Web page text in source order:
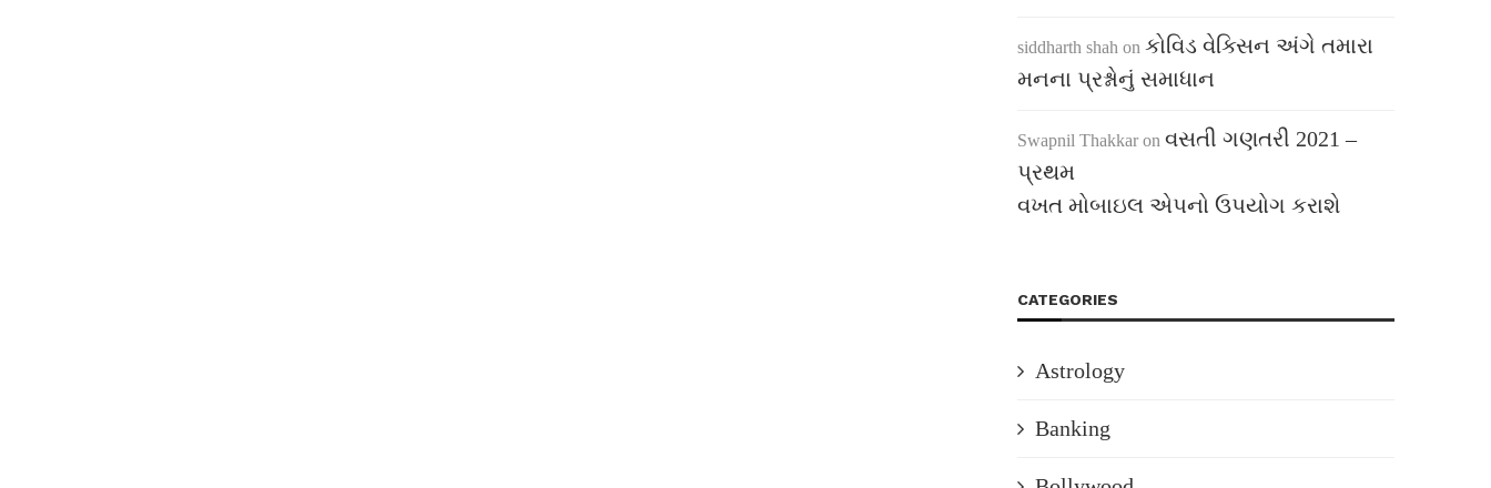
siddharth shah on કોવિડ વેક્સિન અંગે તમારા
મનના પ્રશ્નોનું સમાધાન
Swapnil Thakkar on વસતી ગણતરી 2021 –
પ્રથમ
વખત મોબાઇલ એપનો ઉપયોગ કરાશે
CATEGORIES
Astrology
Banking